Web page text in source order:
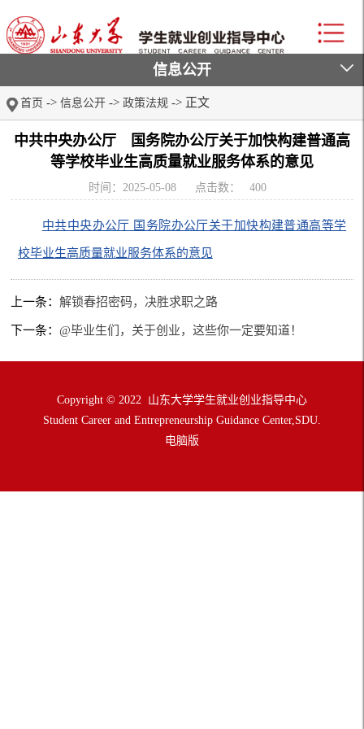
信息公开
首页 -> 信息公开 -> 政策法规 -> 正文
中共中央办公厅 国务院办公厅关于加快构建普通高
等学校毕业生高质量就业服务体系的意见
时间：2025-05-08 点击数： 400
中共中央办公厅 国务院办公厅关于加快构建普通高等学
校毕业生高质量就业服务体系的意见
上一条：解锁春招密码，决胜求职之路
下一条：@毕业生们，关于创业，这些你一定要知道！
Copyright © 2022 山东大学学生就业创业指导中心
Student Career and Entrepreneurship Guidance Center,SDU.
电脑版